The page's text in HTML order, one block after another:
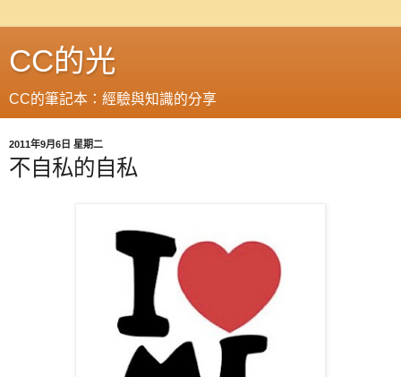
CC的光
CC的筆記本：經驗與知識的分享
2011年9月6日 星期二
不自私的自私